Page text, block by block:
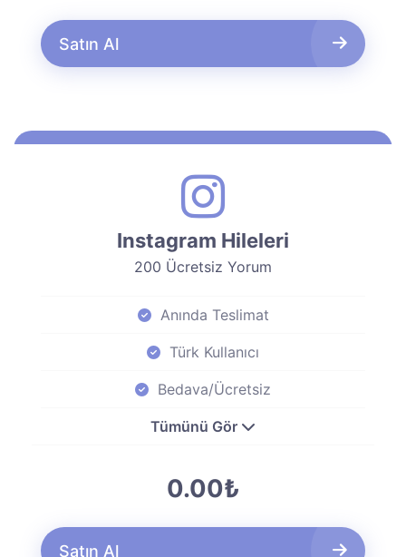
Satın Al
Instagram Hileleri
200 Ücretsiz Yorum
Anında Teslimat
Türk Kullanıcı
Bedava/Ücretsiz
Tümünü Gör
0.00₺
Satın Al